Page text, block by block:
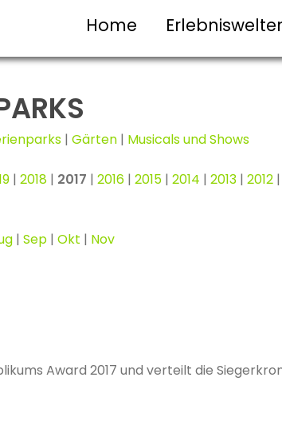
Home
| Gärten | Musicals und Shows
| 2018 | 2017 | 2016 | 2015 | 2014 | 2013 | 2012 |
| Sep | Okt | Nov
Award 2017 und verteilt die